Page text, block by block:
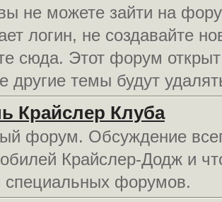
не можете зайти на
логин, не создавайте
сюда. Этот форум открыт
другие темы будут
Крайслер Клуба
форум. Обсуждение
Крайслер-Додж и
специальных форумов.